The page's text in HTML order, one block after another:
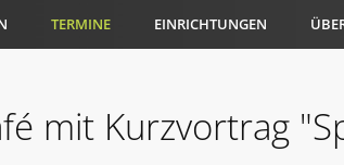
TERMINE EINRICHTUNGEN
mit Kurzvortrag